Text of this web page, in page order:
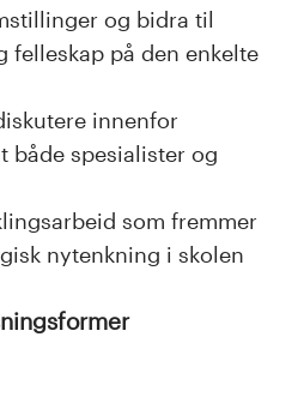
og bidra til
felleskap på den enkelte
innenfor
både spesialister og
som fremmer
nytenkning i skolen